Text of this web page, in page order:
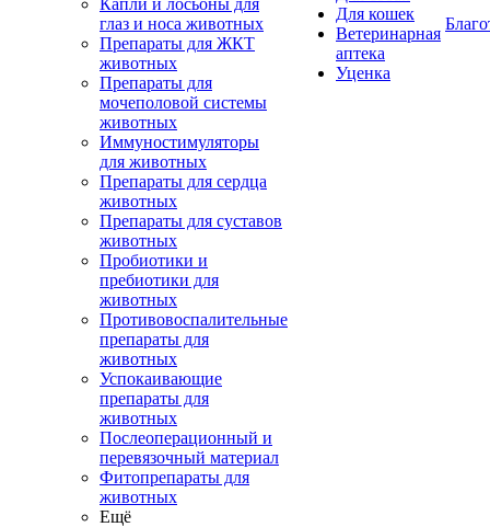
Капли и лосьоны для
глаз и носа животных
Препараты для ЖКТ
животных
Препараты для
мочеполовой системы
животных
Иммуностимуляторы
для животных
Препараты для сердца
животных
Препараты для суставов
животных
Пробиотики и
пребиотики для
животных
Противовоспалительные
препараты для
животных
Успокаивающие
препараты для
животных
Послеоперационный и
перевязочный материал
Фитопрепараты для
животных
Ещё
Для кошек
Ветеринарная
аптека
Уценка